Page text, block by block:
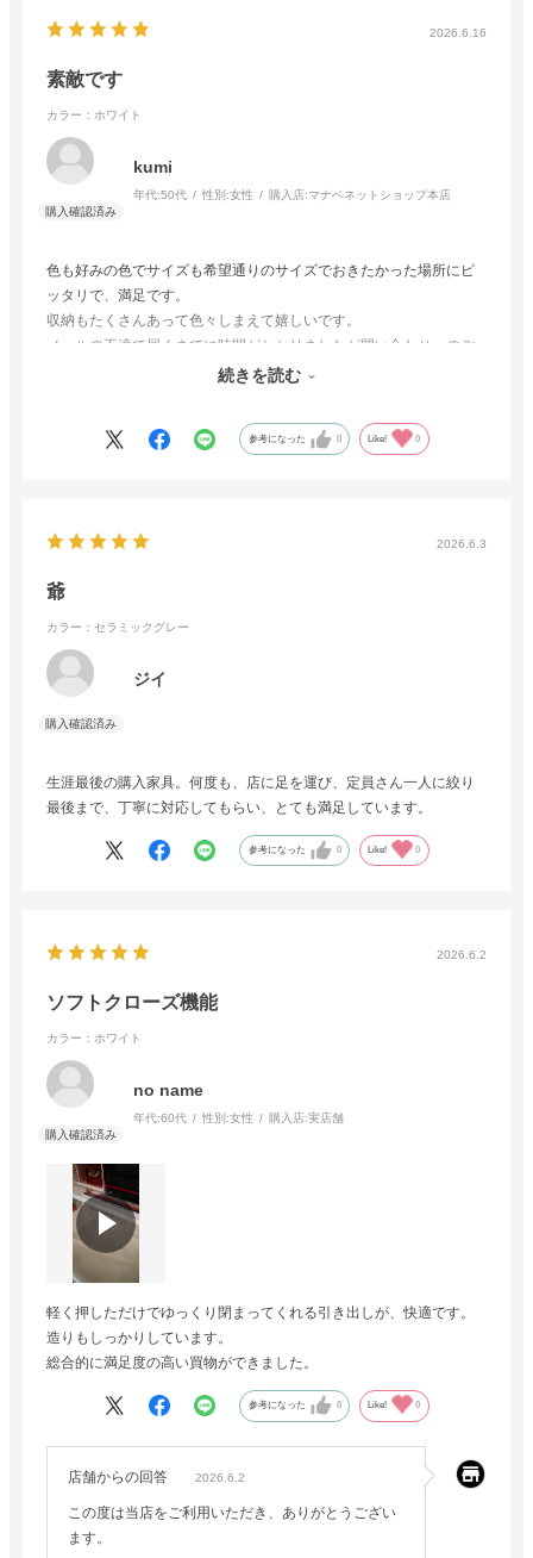
2026.6.16
素敵です
カラー：ホワイト
kumi
年代:50代 性別:女性 購入店:マナベネットショップ本店
色も好みの色でサイズも希望通りのサイズでおきたかった場所にピ
ッタリで、満足です。
収納もたくさんあって色々しまえて嬉しいです。
メールの不達で届くまでに時間がかかりましたが問い合わせへのご
対応はとても早く、誠実にしていただけました。
続きを読む
参考になった 0 Like! 0
2026.6.3
爺
カラー：セラミックグレー
ジイ
生涯最後の購入家具。何度も、店に足を運び、定員さん一人に絞り
最後まで、丁寧に対応してもらい、とても満足しています。
参考になった 0 Like! 0
2026.6.2
ソフトクローズ機能
カラー：ホワイト
no name
年代:60代 性別:女性 購入店:実店舗
軽く押しただけでゆっくり閉まってくれる引き出しが、快適です。
造りもしっかりしています。
総合的に満足度の高い買物ができました。
参考になった 0 Like! 0
店舗からの回答 2026.6.2
この度は当店をご利用いただき、ありがとうござい
ます。